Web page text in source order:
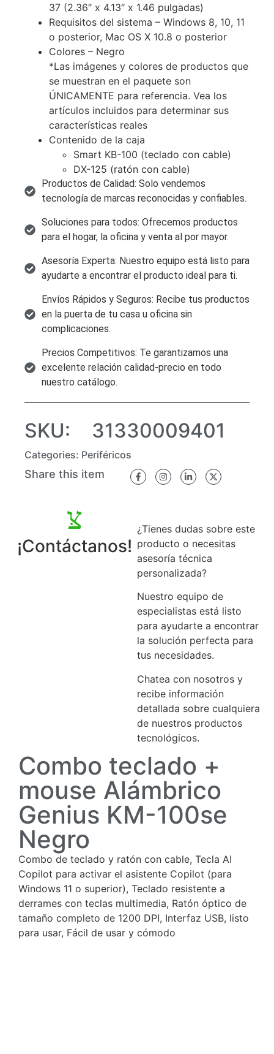
¡Contáctanos!
¿Tienes dudas sobre este
producto o necesitas
asesoría técnica
personalizada?
Nuestro equipo de
especialistas está listo
para ayudarte a encontrar
la solución perfecta para
tus necesidades.
Chatea con nosotros y
recibe información
detallada sobre cualquiera
de nuestros productos
tecnológicos.
Combo teclado +
mouse Alámbrico
Genius KM-100se
Negro
Combo de teclado y ratón con cable, Tecla AI
Copilot para activar el asistente Copilot (para
Windows 11 o superior), Teclado resistente a
derrames con teclas multimedia, Ratón óptico de
tamaño completo de 1200 DPI, Interfaz USB, listo
para usar, Fácil de usar y cómodo
37 (2.36″ x 4.13″ x 1.46 pulgadas)
Requisitos del sistema – Windows 8, 10, 11
o posterior, Mac OS X 10.8 o posterior
Colores – Negro
*Las imágenes y colores de productos que
se muestran en el paquete son
ÚNICAMENTE para referencia. Vea los
artículos incluidos para determinar sus
características reales
Contenido de la caja
Smart KB-100 (teclado con cable)
DX-125 (ratón con cable)
Productos de Calidad: Solo vendemos
tecnología de marcas reconocidas y confiables.
Soluciones para todos: Ofrecemos productos
para el hogar, la oficina y venta al por mayor.
Asesoría Experta: Nuestro equipo está listo para
ayudarte a encontrar el producto ideal para ti.
Envíos Rápidos y Seguros: Recibe tus productos
en la puerta de tu casa u oficina sin
complicaciones.
Precios Competitivos: Te garantizamos una
excelente relación calidad-precio en todo
nuestro catálogo.
SKU: 31330009401
Categories: Periféricos
Share this item